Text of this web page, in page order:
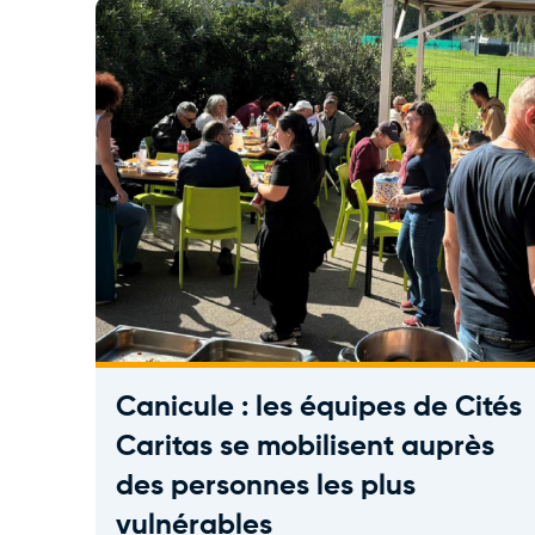
Canicule : les équipes de Cités
Caritas se mobilisent auprès
des personnes les plus
vulnérables